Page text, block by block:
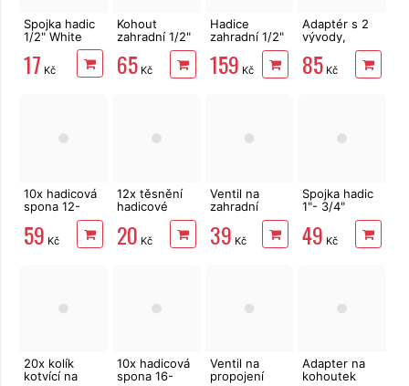
Spojka hadic
1/2" White
17 Kč
Kohout
zahradní 1/2"
EXTOL Craft
70150
65Kč
Hadice
zahradní 1/2"
20 m Bradas
Sprint
159 Kč
Adaptér s 2
vývody,
1/2"-3/4"-1"
85 Kč
10x hadicová
spona 12-
22mm pro
hadici 1/2"
59 Kč
12x těsnění
hadicové
20 Kč
Ventil na
zahradní
průběžný,
BLACK LINE
39 Kč
Spojka hadic
1"- 3/4"
White
49 Kč
20x kolík
kotvící na
10x hadicová
spona 16-
Ventil na
propojení
Adapter na
kohoutek